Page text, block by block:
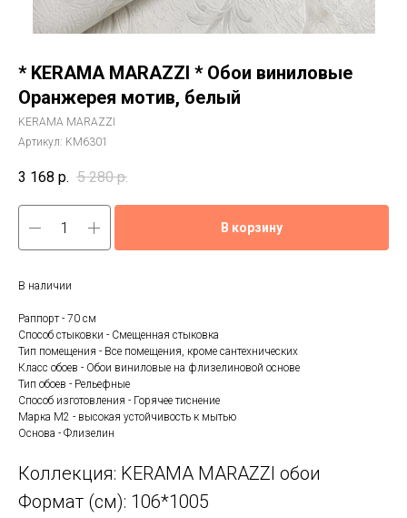
* KERAMA MARAZZI * Обои виниловые
Оранжерея мотив, белый
KERAMA MARAZZI
Артикул: KM6301
3 168 р. 5 280 р.
В корзину
В наличии
Раппорт - 70 см
Способ стыковки - Смещенная стыковка
Тип помещения - Все помещения, кроме сантехнических
Класс обоев - Обои виниловые на флизелиновой основе
Тип обоев - Рельефные
Способ изготовления - Горячее тиснение
Марка М2 - высокая устойчивость к мытью
Основа - Флизелин
Коллекция: KERAMA MARAZZI обои
Формат (см): 106*1005